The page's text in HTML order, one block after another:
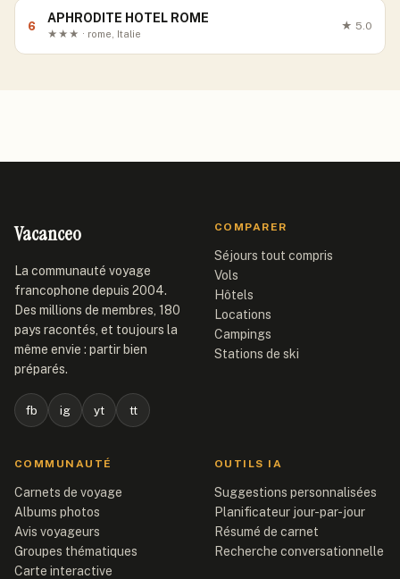
6
APHRODITE HOTEL ROME
★★★ · rome, Italie
★ 5.0
Vacanceo
La communauté voyage
francophone depuis 2004.
Des millions de membres, 180
pays racontés, et toujours la
même envie : partir bien
préparés.
fb ig yt tt
COMPARER
Séjours tout compris
Vols
Hôtels
Locations
Campings
Stations de ski
COMMUNAUTÉ
Carnets de voyage
Albums photos
Avis voyageurs
Groupes thématiques
Carte interactive
OUTILS IA
Suggestions personnalisées
Planificateur jour-par-jour
Résumé de carnet
Recherche conversationnelle